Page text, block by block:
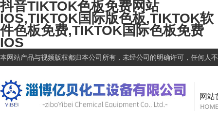
抖音TIKTOK色板免费网站
IOS,TIKTOK国际版色板,TIKTOK软
件色板免费,TIKTOK国际色板免费
IOS
本网站产品与视频版权都归本公司所有，未经公司的明确许可，任何人不
网站